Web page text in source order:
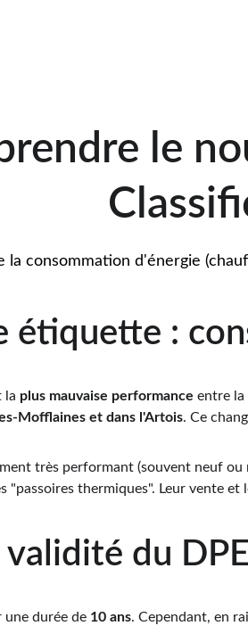
le
la consommation d'énergie
validité du DPE
une durée de 10 ans. Cependant, en
étiquette :
la plus mauvaise performance entre la
Mofflaines et dans l'Artois. Ce
très performant (souvent neuf ou
"passoires thermiques". Leur vente